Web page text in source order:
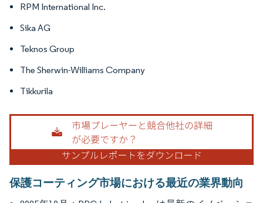
RPM International Inc.
Sika AG
Teknos Group
The Sherwin-Williams Company
Tikkurila
保護コーティング市場における最近の業界動向